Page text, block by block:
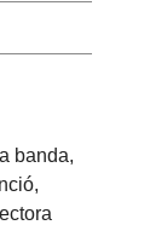
banda,